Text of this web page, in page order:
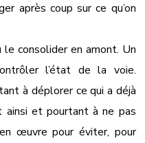
après coup sur ce qu’on
le consolider en amont. Un
l’état de la voie.
à déplorer ce qui a déjà
ainsi et pourtant à ne pas
œuvre pour éviter, pour